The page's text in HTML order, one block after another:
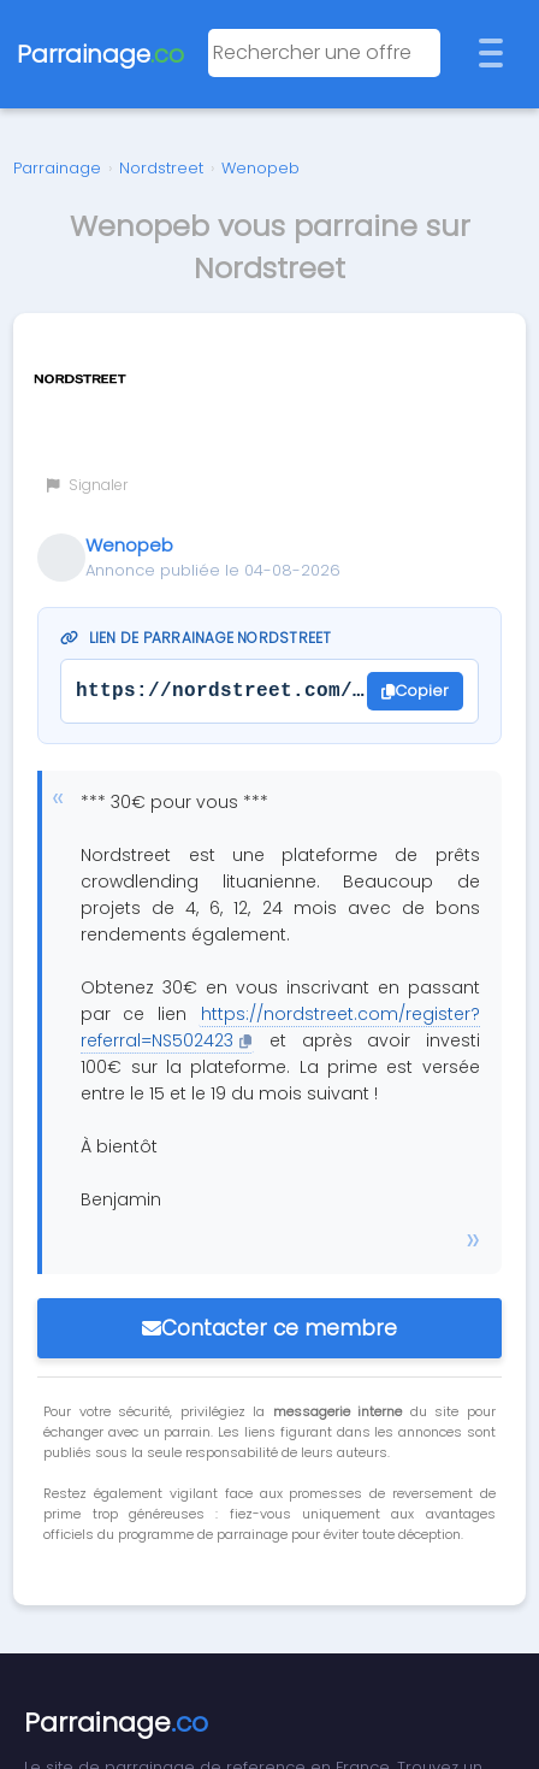
Parrainage.co
Parrainage › Nordstreet › Wenopeb
Wenopeb vous parraine sur
Nordstreet
Signaler
Wenopeb
Annonce publiée le 04-08-2026
LIEN DE PARRAINAGE NORDSTREET
https://nordstreet.com/ Copier
*** 30€ pour vous ***
Nordstreet est une plateforme de prêts
crowdlending lituanienne. Beaucoup de
projets de 4, 6, 12, 24 mois avec de bons
rendements également.
Obtenez 30€ en vous inscrivant en passant
par ce lien
https://nordstreet.com/register?
referral=NS502423
et après avoir investi
100€ sur la plateforme. La prime est versée
entre le 15 et le 19 du mois suivant !
À bientôt
Benjamin
Contacter ce membre
Pour votre sécurité, privilégiez la messagerie internedu site pour
échanger avec un parrain. Les liens figurant dans les annonces sont
publiés sous la seule responsabilité de leurs auteurs.
Restez également vigilant face aux promesses de reversement de
prime trop généreuses : fiez-vous uniquement aux avantages
officiels du programme de parrainage pour éviter toute déception.
Parrainage.co